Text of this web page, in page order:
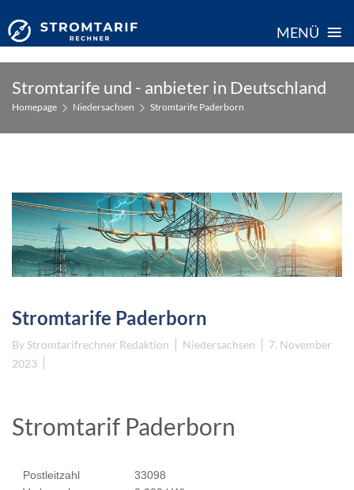
MENÜ ≡
content
Stromtarife und - anbieter in Deutschland
Homepage Niedersachsen Stromtarife Paderborn
Stromtarife Paderborn
By Stromtarifrechner Redaktion Niedersachsen
7. November
2023
Stromtarif Paderborn